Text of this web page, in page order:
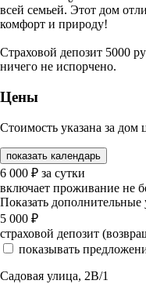
всей семьей. Этот дом
комфорт и природу!
Страховой депозит 5000
ничего не испорчено.
Цены
Стоимость указана за
показать календарь
6 000 ₽ за сутки
включает проживание не
Показать дополнительные
5 000 ₽
страховой депозит
показывать
Садовая улица, 2В/1